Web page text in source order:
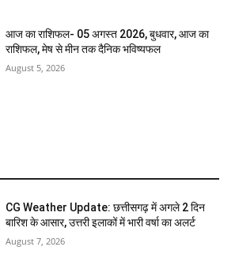
आज का राशिफल- 05 अगस्त 2026, बुधवार, आज का
राशिफल, मेष से मीन तक दैनिक भविष्यफल
August 5, 2026
CG Weather Update: छत्तीसगढ़ में अगले 2 दिन
बारिश के आसार, उत्तरी इलाकों में भारी वर्षा का अलर्ट
August 7, 2026